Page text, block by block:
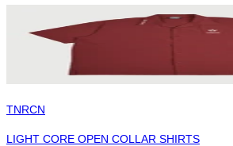
TNRCN
LIGHT CORE OPEN COLLAR SHIRTS